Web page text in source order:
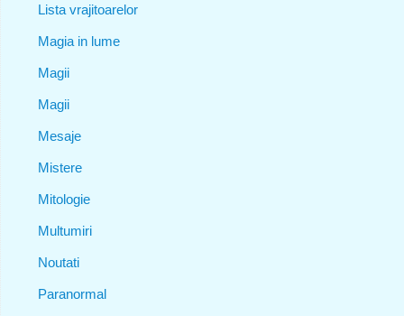
Lista vrajitoarelor
Magia in lume
Magii
Magii
Mesaje
Mistere
Mitologie
Multumiri
Noutati
Paranormal